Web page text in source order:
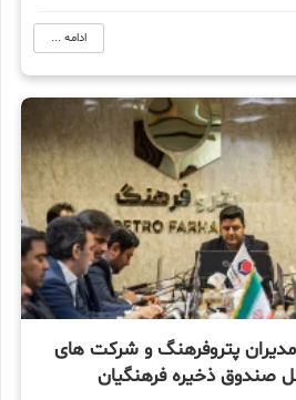
ادامه ...
پتروفرهنگ و شرکت های
صندوق ذخیره فرهنگیان